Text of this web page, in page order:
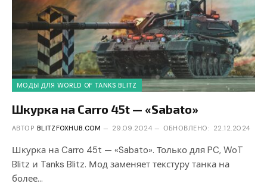
МОДЫ ДЛЯ WORLD OF TANKS BLITZ
Шкурка на Carro 45t — «Sabato»
АВТОР BLITZFOXHUB.COM 29.09.2024 ОБНОВЛЕНО: 22.12.2024
Шкурка на Carro 45t — «Sabato». Только для PC, WoT
Blitz и Tanks Blitz. Мод заменяет текстуру танка на
более…